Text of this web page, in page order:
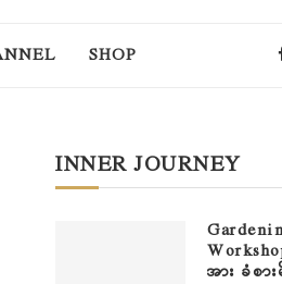
SHOP
INNER JOURNEY
အား ခံစား